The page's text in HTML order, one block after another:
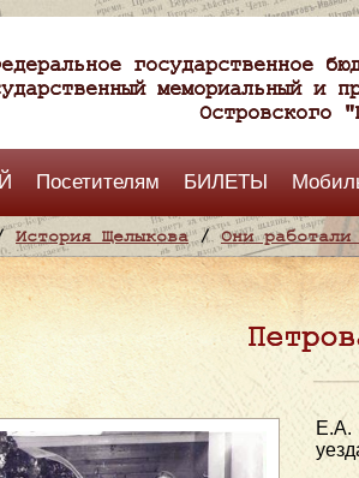
государственное
мемориальный и
Островского
Посетителям БИЛЕТЫ
История Щелыкова/Они
Е.А.